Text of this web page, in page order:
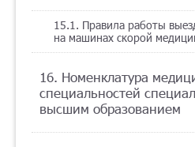
15.1. Правила работы
на машинах скорой
16. Номенклатура
специальностей
высшим образованием